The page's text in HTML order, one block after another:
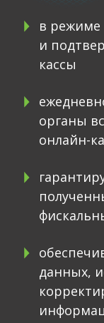
в режиме
и
кассы
органы
онлайн-
данных,